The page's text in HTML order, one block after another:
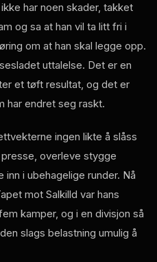
har noen skader, takket
og sa at han vil ta litt fri i
om at han skal legge opp.
uttalelse. Det er en
et tøft resultat, og det er
har endret seg raskt.
ingen likte å slåss
overleve stygge
i ubehagelige runder. Nå
mot Salkilld var hans
kamper, og i en divisjon så
slags belastning umulig å